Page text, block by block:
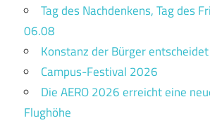
Tag des Nachdenkens, Tag des
06.08
Konstanz der Bürger entscheidet
Campus-Festival 2026
Die AERO 2026 erreicht eine
Flughöhe